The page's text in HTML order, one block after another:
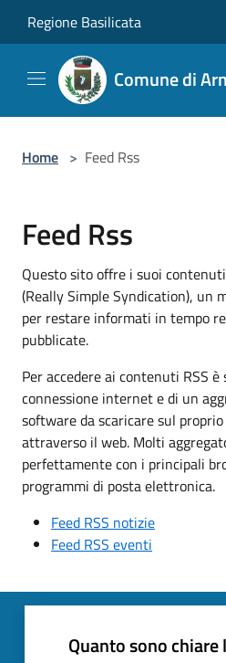
Regione Basilicata
Comune di
Home > Feed Rss
Feed Rss
Questo sito offre i suoi
(Really Simple Syndication), un
per restare informati in tempo
pubblicate.
Per accedere ai contenuti RSS
connessione internet e di un
software da scaricare sul
attraverso il web. Molti
perfettamente con i principali
programmi di posta elettronica.
Feed RSS notizie
Feed RSS eventi
Quanto sono